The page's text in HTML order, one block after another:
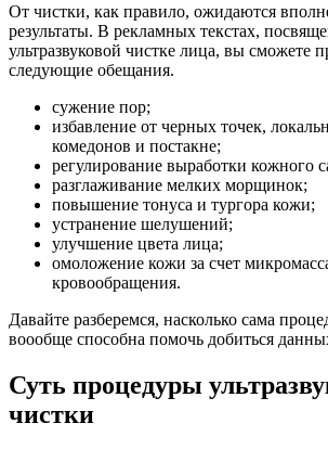
От чистки, как правило, ожидаются
результаты. В рекламных текстах,
ультразвуковой чистке лица, вы сможете
следующие обещания.
сужение пор;
избавление от черных точек,
комедонов и постакне;
регулирование выработки кожного
разглаживание мелких морщинок;
повышение тонуса и тургора кожи;
устранение шелушений;
улучшение цвета лица;
омоложение кожи за счет
кровообращения.
Давайте разберемся, насколько сама
воообще способна помочь добиться
Суть процедуры
чистки